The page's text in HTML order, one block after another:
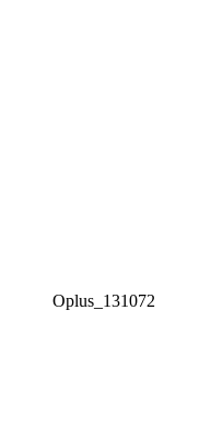
Oplus_131072